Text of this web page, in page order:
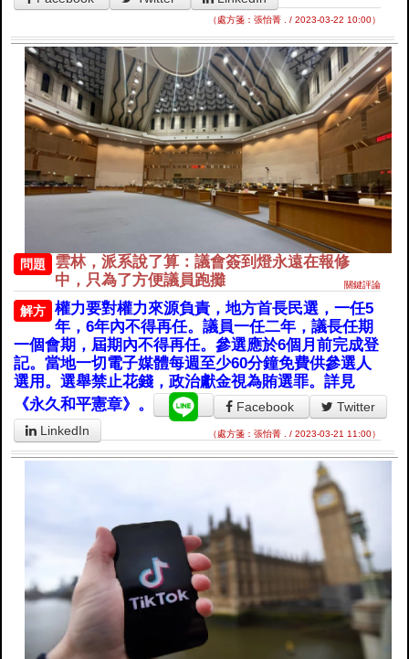
（處方箋：張怡菁 . / 2023-03-22 10:00）
問題
雲林，派系說了算：議會簽到燈永遠在報修
中，只為了方便議員跑攤
關鍵評論
解方
權力要對權力來源負責，地方首長民選，一任5
年，6年內不得再任。議員一任二年，議長任期
一個會期，屆期內不得再任。參選應於6個月前完成登
記。當地一切電子媒體每週至少60分鐘免費供參選人
選用。選舉禁止花錢，政治獻金視為賄選罪。詳見
《永久和平憲章》。
Facebook
Twitter
LinkedIn
（處方箋：張怡菁 . / 2023-03-21 11:00）